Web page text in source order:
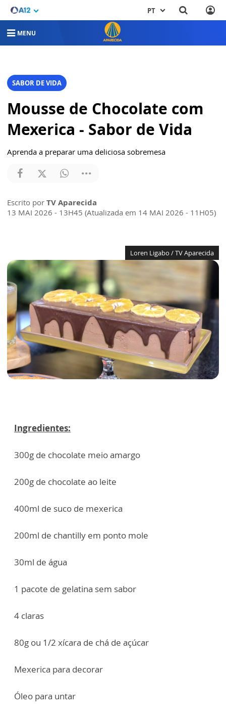
PT
MENU
SABOR DE VIDA
Mousse de Chocolate com
Mexerica - Sabor de Vida
Aprenda a preparar uma deliciosa sobremesa
Escrito por TV Aparecida
13 MAI 2026 - 13H45 (Atualizada em 14 MAI 2026 - 11H05)
Loren Ligabo / TV Aparecida
Ingredientes:
300g de chocolate meio amargo
200g de chocolate ao leite
400ml de suco de mexerica
200ml de chantilly em ponto mole
30ml de água
1 pacote de gelatina sem sabor
4 claras
80g ou 1/2 xícara de chá de açúcar
Mexerica para decorar
Óleo para untar